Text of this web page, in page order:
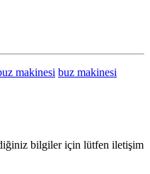
makinesi buz makinesi
bilgiler için lütfen iletişim